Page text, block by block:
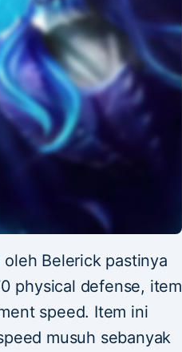
Belerick pastinya
physical defense, item
speed. Item ini
musuh sebanyak